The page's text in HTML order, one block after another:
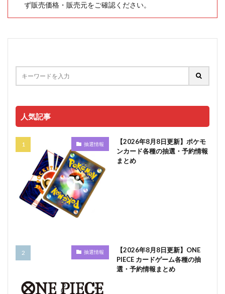
ず販売価格・販売元をご確認ください。
人気記事
抽選情報
【2026年8月8日更新】ポケモ
ンカード各種の抽選・予約情報
まとめ
抽選情報
【2026年8月8日更新】ONE
PIECE カードゲーム各種の抽
選・予約情報まとめ